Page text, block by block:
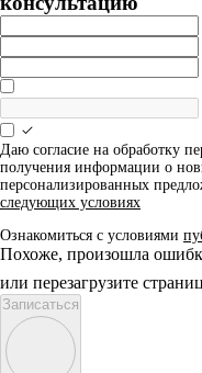
Даю согласие на обработку
получения информации о
персонализированных
следующих условиях
Ознакомиться с условиями
Похоже, произошла
или перезагрузите
Записаться